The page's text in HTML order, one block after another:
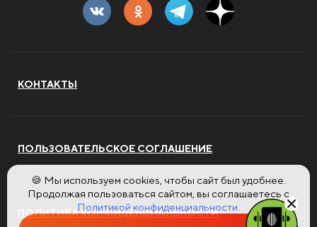
КОНТАКТЫ
ПОЛЬЗОВАТЕЛЬСКОЕ СОГЛАШЕНИЕ
ПОЛИТИКА КОНФИДЕНЦИАЛЬНОСТИ
🍪 Мы используем cookies, чтобы сайт был удобнее.
Продолжая пользоваться сайтом, вы соглашаетесь с
Политикой конфиденциальности.